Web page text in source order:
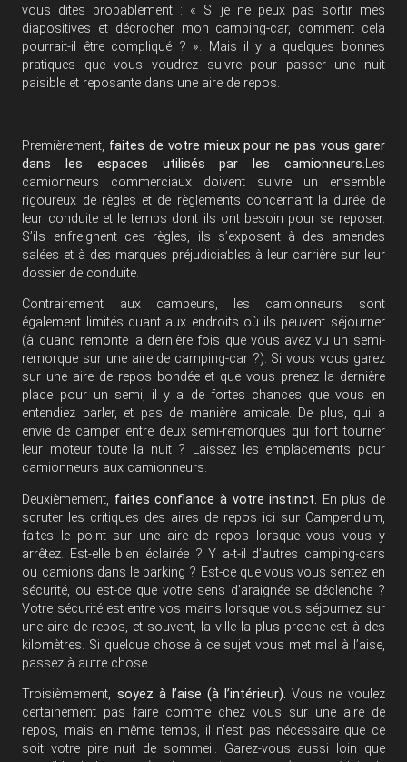
vous dites probablement : « Si je ne peux pas sortir mes
diapositives et décrocher mon camping-car, comment cela
pourrait-il être compliqué ? ». Mais il y a quelques bonnes
pratiques que vous voudrez suivre pour passer une nuit
paisible et reposante dans une aire de repos.
Premièrement, faites de votre mieux pour ne pas vous garer
dans les espaces utilisés par les camionneurs.Les
camionneurs commerciaux doivent suivre un ensemble
rigoureux de règles et de règlements concernant la durée de
leur conduite et le temps dont ils ont besoin pour se reposer.
S’ils enfreignent ces règles, ils s’exposent à des amendes
salées et à des marques préjudiciables à leur carrière sur leur
dossier de conduite.
Contrairement aux campeurs, les camionneurs sont
également limités quant aux endroits où ils peuvent séjourner
(à quand remonte la dernière fois que vous avez vu un semi-
remorque sur une aire de camping-car ?). Si vous vous garez
sur une aire de repos bondée et que vous prenez la dernière
place pour un semi, il y a de fortes chances que vous en
entendiez parler, et pas de manière amicale. De plus, qui a
envie de camper entre deux semi-remorques qui font tourner
leur moteur toute la nuit ? Laissez les emplacements pour
camionneurs aux camionneurs.
Deuxièmement, faites confiance à votre instinct. En plus de
scruter les critiques des aires de repos ici sur Campendium,
faites le point sur une aire de repos lorsque vous vous y
arrêtez. Est-elle bien éclairée ? Y a-t-il d’autres camping-cars
ou camions dans le parking ? Est-ce que vous vous sentez en
sécurité, ou est-ce que votre sens d’araignée se déclenche ?
Votre sécurité est entre vos mains lorsque vous séjournez sur
une aire de repos, et souvent, la ville la plus proche est à des
kilomètres. Si quelque chose à ce sujet vous met mal à l’aise,
passez à autre chose.
Troisièmement, soyez à l’aise (à l’intérieur). Vous ne voulez
certainement pas faire comme chez vous sur une aire de
repos, mais en même temps, il n’est pas nécessaire que ce
soit votre pire nuit de sommeil. Garez-vous aussi loin que